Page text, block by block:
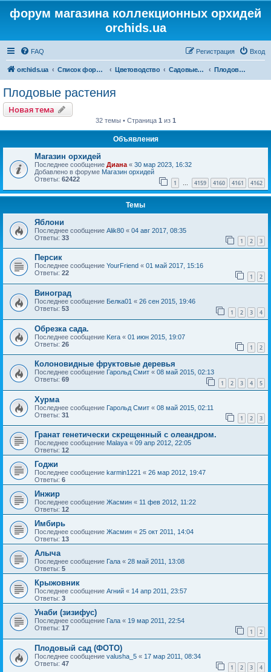
форум магазина коллекционных орхидей
orchids.ua
FAQ Вход
Регистрация
orchids.ua Список форумов Цветоводство Садовые растения Плодовые растения
Плодовые растения
Новая тема
32 темы • Страница 1 из 1
Объявления
Магазин орхидей
Последнее сообщение Диана « 30 мар 2023, 16:32
Добавлено в форуме Магазин орхидей
Ответы: 62422 1 … 4159 4160 4161 4162
Темы
Яблони
Последнее сообщение Alik80 « 04 авг 2017, 08:35
Ответы: 33 1 2 3
Персик
Последнее сообщение YourFriend « 01 май 2017, 15:16
Ответы: 22 1 2
Виноград
Последнее сообщение Белка01 « 26 сен 2015, 19:46
Ответы: 53 1 2 3 4
Обрезка сада.
Последнее сообщение Kera « 01 июн 2015, 19:07
Ответы: 26 1 2
Колоновидные фруктовые деревья
Последнее сообщение Гарольд Смит « 08 май 2015, 02:13
Ответы: 69 1 2 3 4 5
Хурма
Последнее сообщение Гарольд Смит « 08 май 2015, 02:11
Ответы: 31 1 2 3
Гранат генетически скрещенный с олеандром.
Последнее сообщение Malaya « 09 апр 2012, 22:05
Ответы: 12
Годжи
Последнее сообщение karmin1221 « 26 мар 2012, 19:47
Ответы: 6
Инжир
Последнее сообщение Жасмин « 11 фев 2012, 11:22
Ответы: 12
Имбирь
Последнее сообщение Жасмин « 25 окт 2011, 14:04
Ответы: 13
Алыча
Последнее сообщение Гала « 28 май 2011, 13:08
Ответы: 5
Крыжовник
Последнее сообщение Агний « 14 апр 2011, 23:57
Ответы: 3
Унаби (зизифус)
Последнее сообщение Гала « 19 мар 2011, 22:54
Ответы: 17 1 2
Плодовый сад (ФОТО)
Последнее сообщение valusha_5 « 17 мар 2011, 08:34
Ответы: 47 1 2 3 4